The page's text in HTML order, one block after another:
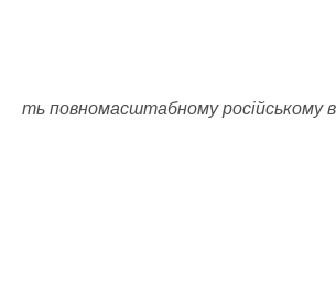
ть повномасштабному російському